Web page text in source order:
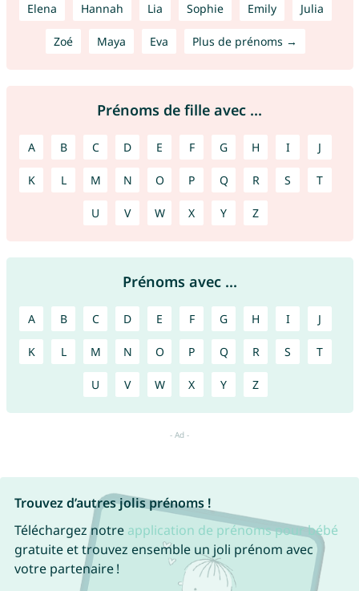
Elena Hannah Lia Sophie Emily Julia
Zoé Maya Eva Plus de prénoms →
Prénoms de fille avec ...
A B C D E F G H I J
K L M N O P Q R S T
U V W X Y Z
Prénoms avec ...
A B C D E F G H I J
K L M N O P Q R S T
U V W X Y Z
Trouvez d’autres jolis prénoms !
Téléchargez notre application de prénoms pour bébé
gratuite et trouvez ensemble un joli prénom avec
votre partenaire !